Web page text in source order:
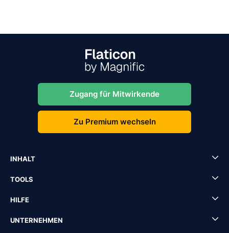
Zugang für Mitwirkende
Zu Premium wechseln
INHALT
TOOLS
HILFE
UNTERNEHMEN